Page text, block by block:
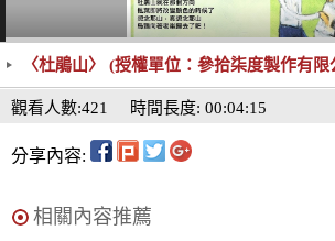
〈杜鵑山〉 (授權單位：參拾柒度製作有限
時間長度: 00:04:15
觀看人數:421
分享內容:
相關內容推薦